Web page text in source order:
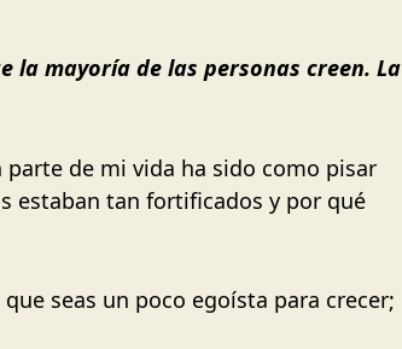
la mayoría de las personas creen. La
de mi vida ha sido como pisar
estaban tan fortificados y por qué
seas un poco egoísta para crecer;